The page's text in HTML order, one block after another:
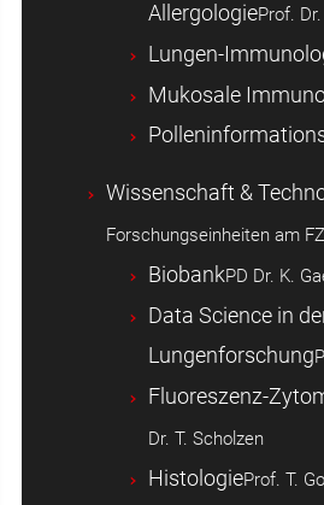
AllergologieProf.
Lungen-
Mukosale
Wissenschaft &
Forschungseinheiten am
BiobankPD Dr. K.
Data Science in
Lungenforschung
Fluoreszenz-
Dr. T. Scholzen
HistologieProf. T.